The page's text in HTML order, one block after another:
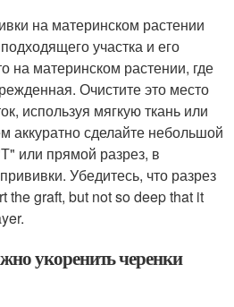
на материнском растении
участка и его
на материнском растении, где
Очистите это место
используя мягкую ткань или
аккуратно сделайте небольшой
или прямой разрез, в
Убедитесь, что разрез
the graft, but not so deep that it
укоренить черенки